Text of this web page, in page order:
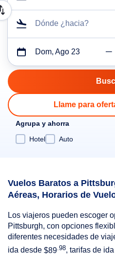
Dónde ¿hacia?
Dom, Ago 23
Llame para
Agrupa y ahorra
Hotel
Auto
Vuelos Baratos a
Aéreas, Horarios de
Los viajeros pueden escoger
Pittsburgh, con opciones
diferentes necesidades de
ida desde $89 .98, tarifas de